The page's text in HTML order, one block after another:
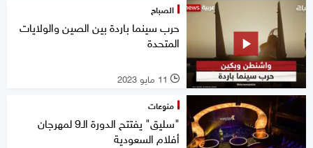
الصباح
حرب سينما باردة بين الصين والولايات
المتحدة
l 11 مايو 2023
منوعات
"سليق" يفتتح الدورة الـ9 لمهرجان
أفلام السعودية